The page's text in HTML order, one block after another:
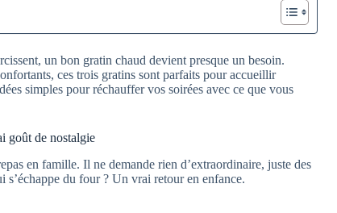
un bon gratin chaud devient presque un besoin.
ces trois gratins sont parfaits pour accueillir
simples pour réchauffer vos soirées avec ce que vous
goût de nostalgie
en famille. Il ne demande rien d’extraordinaire, juste des
du four ? Un vrai retour en enfance.